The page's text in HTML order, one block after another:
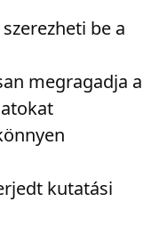
be a
megragadja a
kutatási